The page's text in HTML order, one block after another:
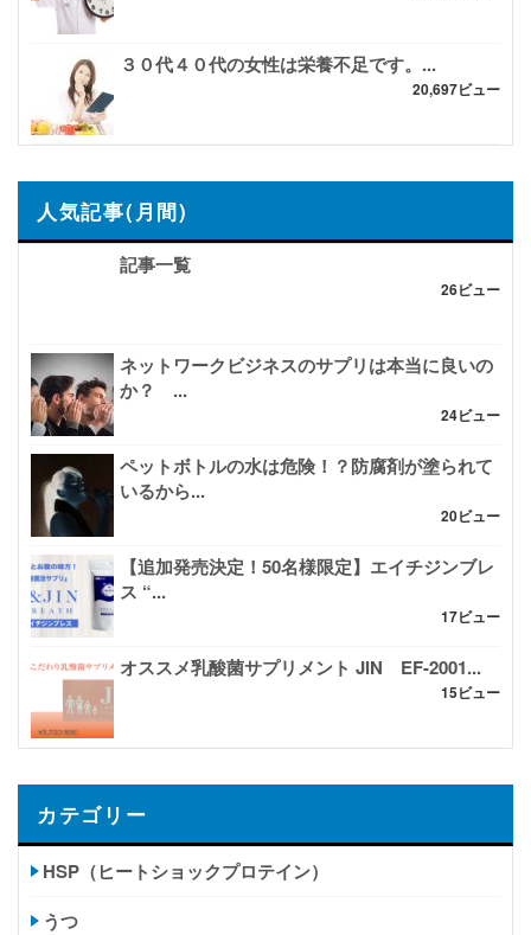
３０代４０代の女性は栄養不足です。...
20,697ビュー
人気記事(月間)
記事一覧
26ビュー
ネットワークビジネスのサプリは本当に良いの
か？ ...
24ビュー
ペットボトルの水は危険！？防腐剤が塗られて
いるから...
20ビュー
【追加発売決定！50名様限定】エイチジンブレ
ス “...
17ビュー
オススメ乳酸菌サプリメント JIN EF-2001...
15ビュー
カテゴリー
HSP（ヒートショックプロテイン）
うつ